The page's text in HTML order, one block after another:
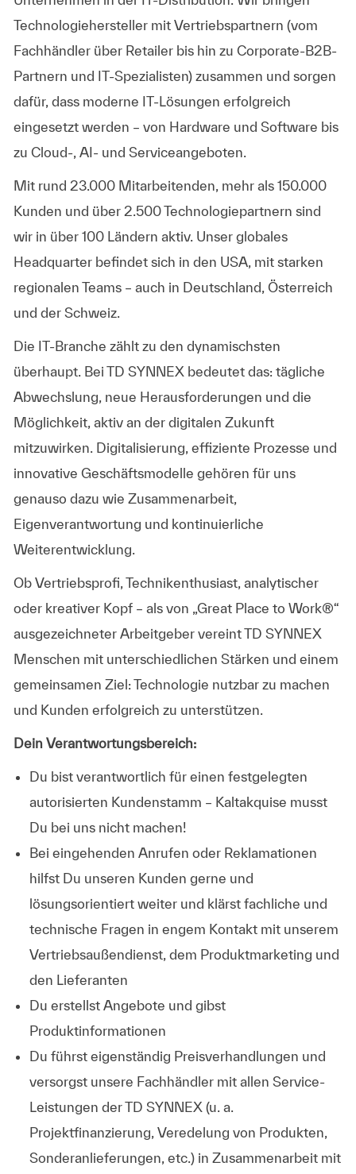
Technologiehersteller mit Vertriebspartnern (vom
Fachhändler über Retailer bis hin zu Corporate-B2B-
Partnern und IT-Spezialisten) zusammen und sorgen
dafür, dass moderne IT-Lösungen erfolgreich
eingesetzt werden – von Hardware und Software bis
zu Cloud-, AI- und Serviceangeboten.
Mit rund 23.000 Mitarbeitenden, mehr als 150.000
Kunden und über 2.500 Technologiepartnern sind
wir in über 100 Ländern aktiv. Unser globales
Headquarter befindet sich in den USA, mit starken
regionalen Teams – auch in Deutschland, Österreich
und der Schweiz.
Die IT-Branche zählt zu den dynamischsten
überhaupt. Bei TD SYNNEX bedeutet das: tägliche
Abwechslung, neue Herausforderungen und die
Möglichkeit, aktiv an der digitalen Zukunft
mitzuwirken. Digitalisierung, effiziente Prozesse und
innovative Geschäftsmodelle gehören für uns
genauso dazu wie Zusammenarbeit,
Eigenverantwortung und kontinuierliche
Weiterentwicklung.
Ob Vertriebsprofi, Technikenthusiast, analytischer
oder kreativer Kopf – als von „Great Place to Work®“
ausgezeichneter Arbeitgeber vereint TD SYNNEX
Menschen mit unterschiedlichen Stärken und einem
gemeinsamen Ziel: Technologie nutzbar zu machen
und Kunden erfolgreich zu unterstützen.
Dein Verantwortungsbereich:
Du bist verantwortlich für einen festgelegten
autorisierten Kundenstamm – Kaltakquise musst
Du bei uns nicht machen!
Bei eingehenden Anrufen oder Reklamationen
hilfst Du unseren Kunden gerne und
lösungsorientiert weiter und klärst fachliche und
technische Fragen in engem Kontakt mit unserem
Vertriebsaußendienst, dem Produktmarketing und
den Lieferanten
Du erstellst Angebote und gibst
Produktinformationen
Du führst eigenständig Preisverhandlungen und
versorgst unsere Fachhändler mit allen Service-
Leistungen der TD SYNNEX (u. a.
Projektfinanzierung, Veredelung von Produkten,
Sonderanlieferungen, etc.) in Zusammenarbeit mit